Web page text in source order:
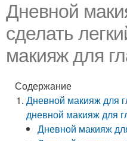
Дневной
сделать
макияж для
Содержание
Дневной макияж для
дневной макияж для
Дневной макияж